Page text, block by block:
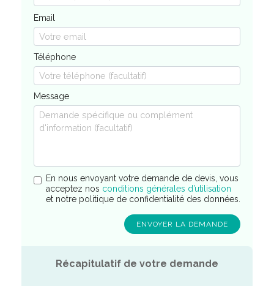
Email
Téléphone
Message
En nous envoyant votre demande de devis, vous
acceptez nos conditions générales d’utilisation
et notre politique de confidentialité des données.
Récapitulatif de votre demande